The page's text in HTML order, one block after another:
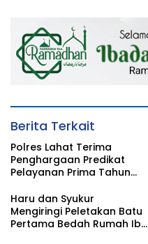
Berita Terkait
Polres Lahat Terima
Penghargaan Predikat
Pelayanan Prima Tahun
Haru dan Syukur
Mengiringi Peletakan Batu
Pertama Bedah Rumah Ibu